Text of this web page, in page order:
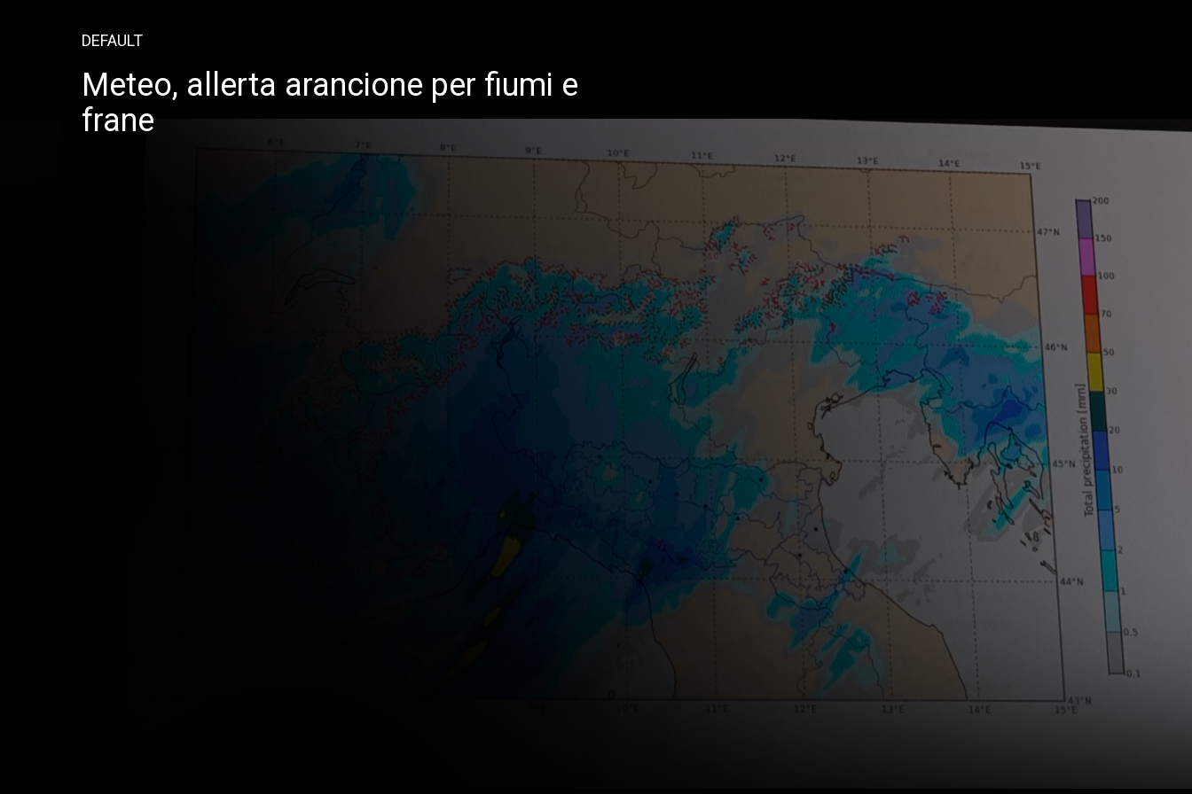
DEFAULT
Meteo, allerta arancione per fiumi e
frane